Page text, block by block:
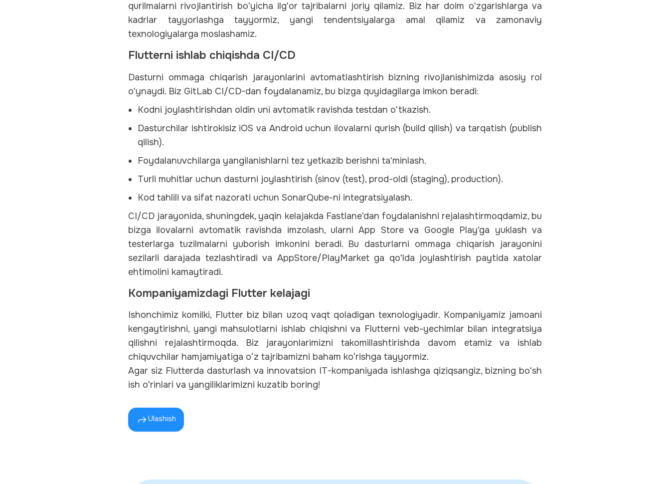
qurilmalarni rivojlantirish bo'yicha ilg'or tajribalarni joriy qilamiz. Biz har doim o'zgarishlarga va
kadrlar tayyorlashga tayyormiz, yangi tendentsiyalarga amal qilamiz va zamonaviy
texnologiyalarga moslashamiz.
Flutterni ishlab chiqishda CI/CD
Dasturni ommaga chiqarish jarayonlarini avtomatlashtirish bizning rivojlanishimizda asosiy rol
o'ynaydi. Biz GitLab CI/CD-dan foydalanamiz, bu bizga quyidagilarga imkon beradi:
Kodni joylashtirishdan oldin uni avtomatik ravishda testdan o'tkazish.
Dasturchilar ishtirokisiz iOS va Android uchun ilovalarni qurish (build qilish) va tarqatish (publish
qilish).
Foydalanuvchilarga yangilanishlarni tez yetkazib berishni ta'minlash.
Turli muhitlar uchun dasturni joylashtirish (sinov (test), prod-oldi (staging), production).
Kod tahlili va sifat nazorati uchun SonarQube-ni integratsiyalash.
CI/CD jarayonida, shuningdek, yaqin kelajakda Fastlane’dan foydalanishni rejalashtirmoqdamiz, bu
bizga ilovalarni avtomatik ravishda imzolash, ularni App Store va Google Play’ga yuklash va
testerlarga tuzilmalarni yuborish imkonini beradi. Bu dasturlarni ommaga chiqarish jarayonini
sezilarli darajada tezlashtiradi va AppStore/PlayMarket ga qo'lda joylashtirish paytida xatolar
ehtimolini kamaytiradi.
Kompaniyamizdagi Flutter kelajagi
Ishonchimiz komilki, Flutter biz bilan uzoq vaqt qoladigan texnologiyadir. Kompaniyamiz jamoani
kengaytirishni, yangi mahsulotlarni ishlab chiqishni va Flutterni veb-yechimlar bilan integratsiya
qilishni rejalashtirmoqda. Biz jarayonlarimizni takomillashtirishda davom etamiz va ishlab
chiquvchilar hamjamiyatiga o‘z tajribamizni baham ko‘rishga tayyormiz.
Agar siz Flutterda dasturlash va innovatsion IT-kompaniyada ishlashga qiziqsangiz, bizning bo'sh
ish o'rinlari va yangiliklarimizni kuzatib boring!
Ulashish